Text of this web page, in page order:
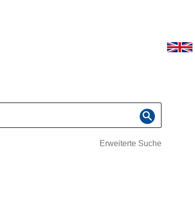
Erweiterte Suche